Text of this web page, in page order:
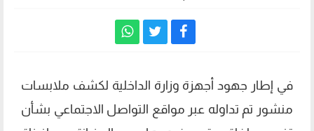
في إطار جهود أجهزة وزارة الداخلية لكشف ملابسات
منشور تم تداوله عبر مواقع التواصل الاجتماعي بشأن